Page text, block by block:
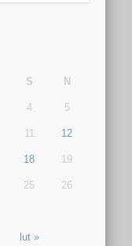
S N
lut »
4 5
11 12
18 19
25 26